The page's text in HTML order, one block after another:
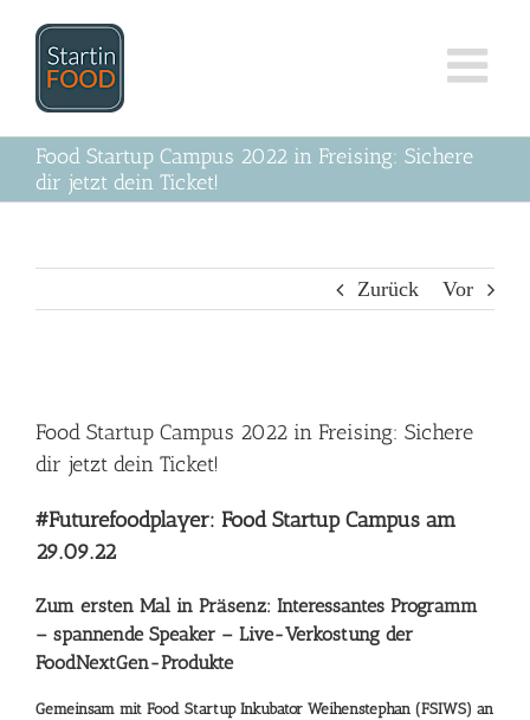
Inhalt
springen
Food Startup Campus 2022 in Freising: Sichere
dir jetzt dein Ticket!
Zurück Vor
grösseres
Bild
Food Startup Campus 2022 in Freising: Sichere
dir jetzt dein Ticket!
#Futurefoodplayer: Food Startup Campus am
29.09.22
Zum ersten Mal in Präsenz: Interessantes Programm
– spannende Speaker – Live-Verkostung der
FoodNextGen-Produkte
Gemeinsam mit Food Startup Inkubator Weihenstephan (FSIWS) an